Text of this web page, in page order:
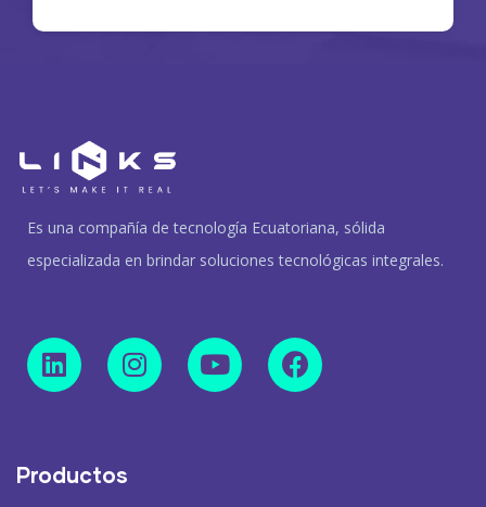
Es una compañía de tecnología Ecuatoriana, sólida
especializada en brindar soluciones tecnológicas integrales.
Productos